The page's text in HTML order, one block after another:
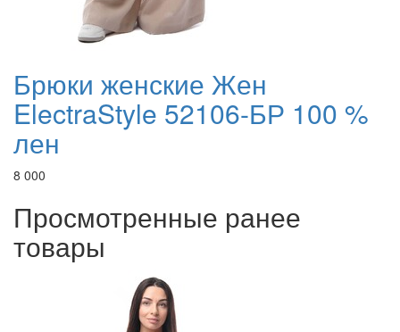
Брюки женские Жен
ElectraStyle 52106-БР 100 %
лен
8 000
Просмотренные ранее
товары